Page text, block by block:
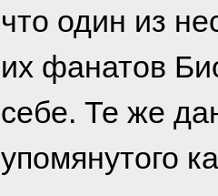
что один из
их фанатов
себе. Те же
упомянутого